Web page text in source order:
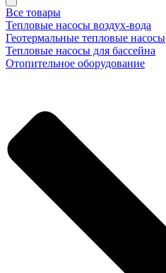
Все товары
Тепловые насосы воздух-вода
Геотермальные тепловые насосы
Тепловые насосы для бассейна
Отопительное оборудование